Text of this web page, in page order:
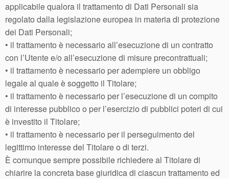
applicabile qualora il trattamento di Dati Personali sia
regolato dalla legislazione europea in materia di protezione
dei Dati Personali;
• il trattamento è necessario all’esecuzione di un contratto
con l’Utente e/o all’esecuzione di misure precontrattuali;
• il trattamento è necessario per adempiere un obbligo
legale al quale è soggetto il Titolare;
• il trattamento è necessario per l’esecuzione di un compito
di interesse pubblico o per l’esercizio di pubblici poteri di cui
è investito il Titolare;
• il trattamento è necessario per il perseguimento del
legittimo interesse del Titolare o di terzi.
È comunque sempre possibile richiedere al Titolare di
chiarire la concreta base giuridica di ciascun trattamento ed